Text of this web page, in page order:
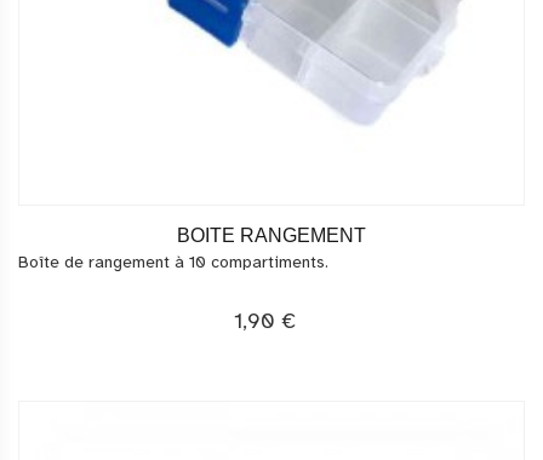
BOITE RANGEMENT
Boîte de rangement à 10 compartiments.
1,90 €